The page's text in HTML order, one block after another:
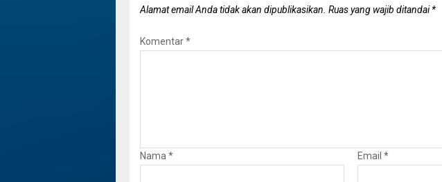
Alamat email Anda tidak akan dipublikasikan. Ruas yang wajib ditandai*
Komentar*
Nama * Email *